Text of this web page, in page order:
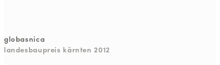
globasnica
landesbaupreis kärnten 2012